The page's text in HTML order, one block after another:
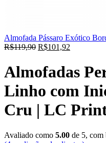
Almofada Pássaro Exótico
R$119,90 R$101,92
Almofadas
Linho com
Cru | LC
Avaliado como 5.00 de 5, com